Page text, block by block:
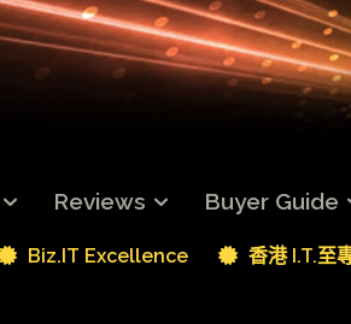
Reviews Buyer Guide
Biz.IT Excellence 香港 I.T.至